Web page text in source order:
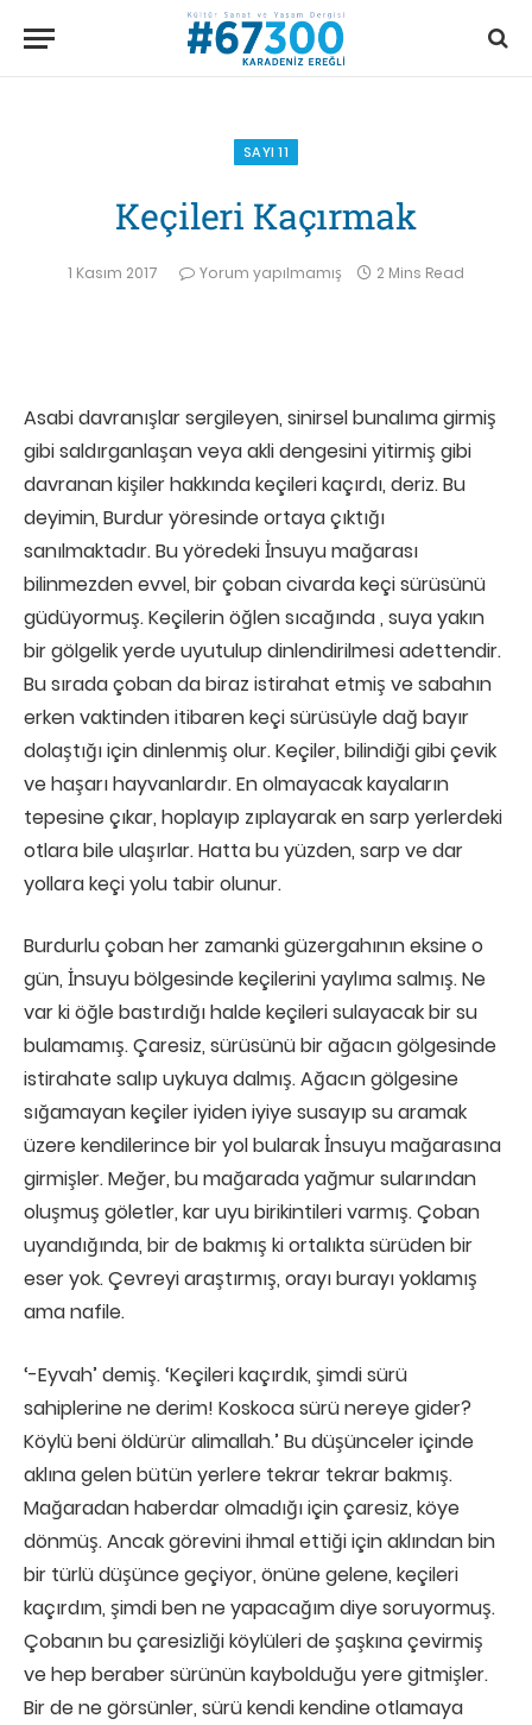
SAYI 11
Keçileri Kaçırmak
1 Kasım 2017 Yorum yapılmamış 2 Mins Read
Asabi davranışlar sergileyen, sinirsel bunalıma girmiş
gibi saldırganlaşan veya akli dengesini yitirmiş gibi
davranan kişiler hakkında keçileri kaçırdı, deriz. Bu
deyimin, Burdur yöresinde ortaya çıktığı
sanılmaktadır. Bu yöredeki İnsuyu mağarası
bilinmezden evvel, bir çoban civarda keçi sürüsünü
güdüyormuş. Keçilerin öğlen sıcağında , suya yakın
bir gölgelik yerde uyutulup dinlendirilmesi adettendir.
Bu sırada çoban da biraz istirahat etmiş ve sabahın
erken vaktinden itibaren keçi sürüsüyle dağ bayır
dolaştığı için dinlenmiş olur. Keçiler, bilindiği gibi çevik
ve haşarı hayvanlardır. En olmayacak kayaların
tepesine çıkar, hoplayıp zıplayarak en sarp yerlerdeki
otlara bile ulaşırlar. Hatta bu yüzden, sarp ve dar
yollara keçi yolu tabir olunur.
Burdurlu çoban her zamanki güzergahının eksine o
gün, İnsuyu bölgesinde keçilerini yaylıma salmış. Ne
var ki öğle bastırdığı halde keçileri sulayacak bir su
bulamamış. Çaresiz, sürüsünü bir ağacın gölgesinde
istirahate salıp uykuya dalmış. Ağacın gölgesine
sığamayan keçiler iyiden iyiye susayıp su aramak
üzere kendilerince bir yol bularak İnsuyu mağarasına
girmişler. Meğer, bu mağarada yağmur sularından
oluşmuş göletler, kar uyu birikintileri varmış. Çoban
uyandığında, bir de bakmış ki ortalıkta sürüden bir
eser yok. Çevreyi araştırmış, orayı burayı yoklamış
ama nafile.
‘-Eyvah’ demiş. ‘Keçileri kaçırdık, şimdi sürü
sahiplerine ne derim! Koskoca sürü nereye gider?
Köylü beni öldürür alimallah.’ Bu düşünceler içinde
aklına gelen bütün yerlere tekrar tekrar bakmış.
Mağaradan haberdar olmadığı için çaresiz, köye
dönmüş. Ancak görevini ihmal ettiği için aklından bin
bir türlü düşünce geçiyor, önüne gelene, keçileri
kaçırdım, şimdi ben ne yapacağım diye soruyormuş.
Çobanın bu çaresizliği köylüleri de şaşkına çevirmiş
ve hep beraber sürünün kaybolduğu yere gitmişler.
Bir de ne görsünler, sürü kendi kendine otlamaya